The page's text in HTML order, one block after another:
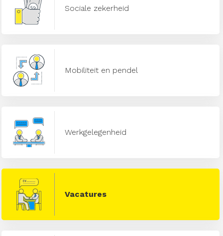
Sociale zekerheid
Mobiliteit en pendel
Werkgelegenheid
Vacatures